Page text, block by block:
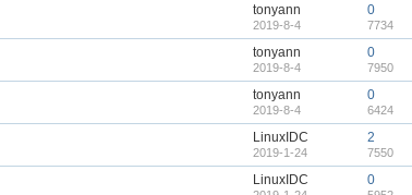
tonyann
2019-8-4
0
7734
tonyann
2019-8-4
0
7950
tonyann
2019-8-4
0
6424
LinuxIDC
2019-1-24
2
7550
LinuxIDC 0